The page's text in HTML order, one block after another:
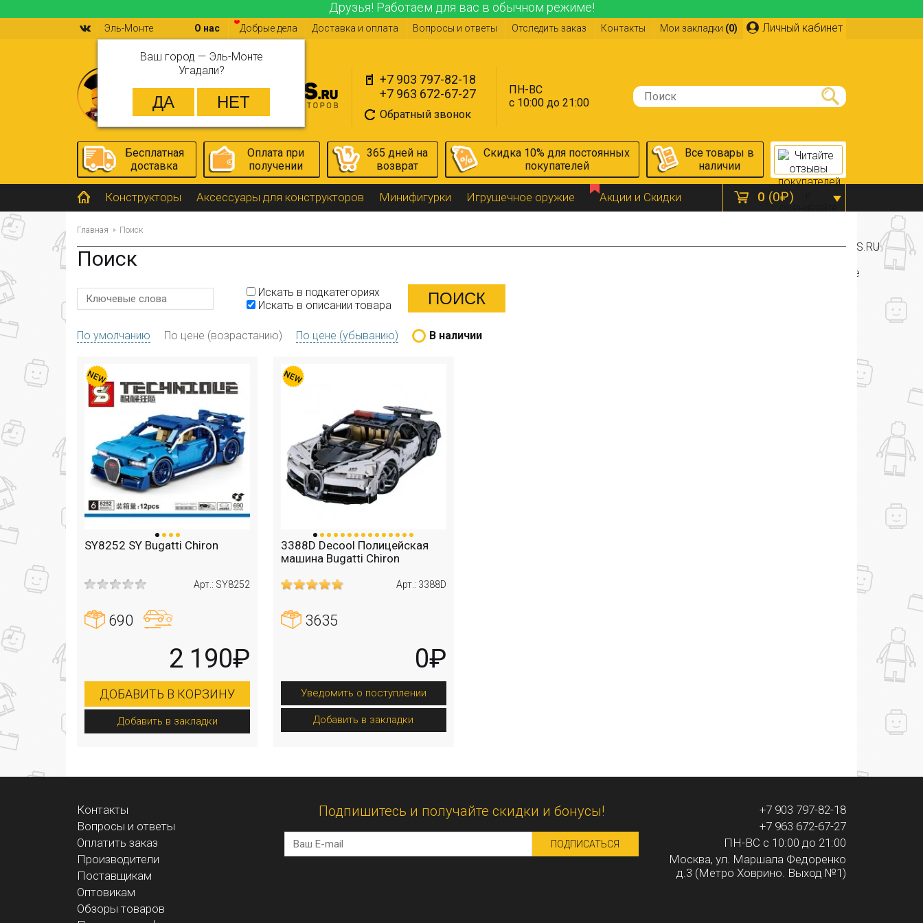
Друзья! Работаем для вас в обычном режиме!
Эль-Монте
Ваш город — Эль-Монте
Угадали?
Личный кабинет
О нас Добрые дела Доставка и оплата Вопросы и ответы Отследить заказ Контакты Мои закладки (0)
+7 903 797-82-18
+7 963 672-67-27
Обратный звонок
ПН-ВС
с 10:00 до 21:00
0 (0₽)
Бесплатная
доставка
Оплата при
получении
365 дней на
возврат
Скидка 10% для постоянных
покупателей
Все товары в
наличии
Конструкторы Аксессуары для конструкторов Минифигурки Игрушечное оружие Акции и Скидки
Главная Поиск
Поиск
Искать в подкатегориях
Искать в описании товара
По умолчанию По цене (возрастанию) По цене (убыванию) В наличии
SY8252 SY Bugatti Chiron
Арт.: SY8252
690
2 190₽
ДОБАВИТЬ В КОРЗИНУ
Добавить в закладки
3388D Decool Полицейская
машина Bugatti Chiron
Арт.: 3388D
3635
0₽
Уведомить о поступлении
Добавить в закладки
Контакты
Вопросы и ответы
Оплатить заказ
Производители
Поставщикам
Оптовикам
Обзоры товаров
+7 903 797-82-18
+7 963 672-67-27
ПН-ВС с 10:00 до 21:00
Москва, ул. Маршала Федоренко
д.3 (Метро Ховрино. Выход №1)
Подпишитесь и получайте скидки и бонусы!
ПОДПИСАТЬСЯ